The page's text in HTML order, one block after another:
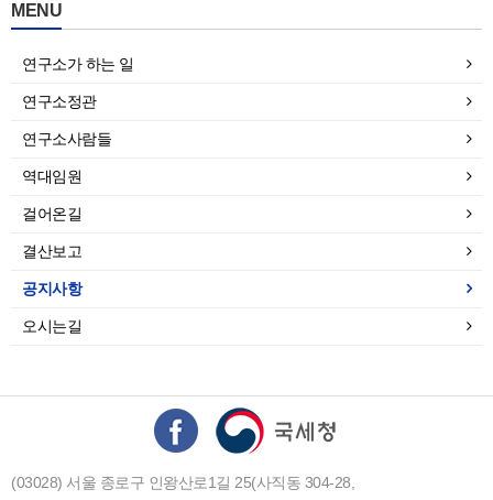
MENU
연구소가 하는 일
연구소정관
연구소사람들
역대임원
걸어온길
결산보고
공지사항
오시는길
(03028) 서울 종로구 인왕산로1길 25(사직동 304-28,